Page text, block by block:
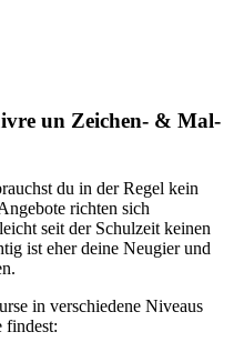
un Zeichen- & Mal-
du in der Regel kein
richten sich
seit der Schulzeit keinen
ist eher deine Neugier und
in verschiedene Niveaus
findest: